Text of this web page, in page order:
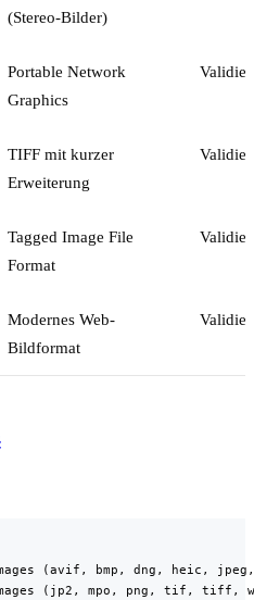
(Stereo-Bilder)
Portable Network
Graphics
TIFF mit kurzer
Erweiterung
Tagged Image File
Format
Modernes Web-
Bildformat
(avif, bmp, dng, heic,
(jp2, mpo, png, tif, tiff,